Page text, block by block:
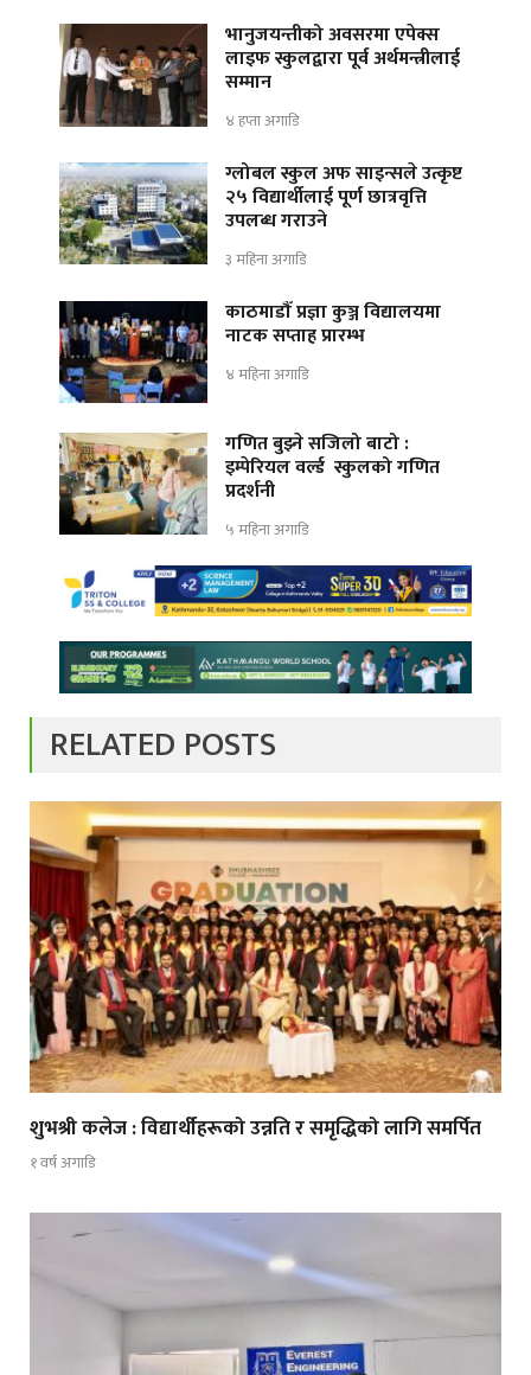
भानुजयन्तीको अवसरमा एपेक्स
लाइफ स्कुलद्वारा पूर्व अर्थमन्त्रीलाई
सम्मान
४ हप्ता अगाडि
ग्लोबल स्कुल अफ साइन्सले उत्कृष्ट
२५ विद्यार्थीलाई पूर्ण छात्रवृत्ति
उपलब्ध गराउने
३ महिना अगाडि
काठमाडौँ प्रज्ञा कुञ्ज विद्यालयमा
नाटक सप्ताह प्रारम्भ
४ महिना अगाडि
गणित बुझ्ने सजिलो बाटो :
इम्पेरियल वर्ल्ड स्कुलको गणित
प्रदर्शनी
५ महिना अगाडि
RELATED POSTS
शुभश्री कलेज : विद्यार्थीहरूको उन्नति र समृद्धिको लागि समर्पित
१ वर्ष अगाडि